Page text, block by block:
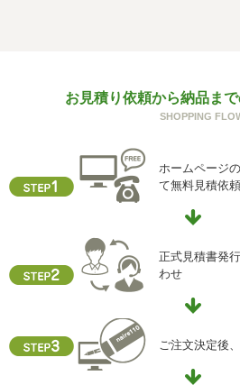
ご本人からの求めにより、当社が
に関する開示、利用目的の通知、
供記録の開示(以下、開示等という)
開示等に応ずる窓口は、下記「当
関する苦情、相談等の問合せ先」
クッキーやウェブビーコン等を用
易に認識できない方法による個人
ません。
i) 個人情報保護方針
当社ホームページの個人情報保護
お見積り依頼から納品ま
SHOPPING
ホームページ
て無料見積依頼
正式見積書発
わせ
ご注文決定後